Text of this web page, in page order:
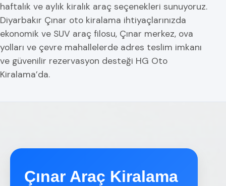
haftalık ve aylık kiralık araç seçenekleri sunuyoruz.
Diyarbakır Çınar oto kiralama ihtiyaçlarınızda
ekonomik ve SUV araç filosu, Çınar merkez, ova
yolları ve çevre mahallelerde adres teslim imkanı
ve güvenilir rezervasyon desteği HG Oto
Kiralama’da.
Çınar Araç Kiralama